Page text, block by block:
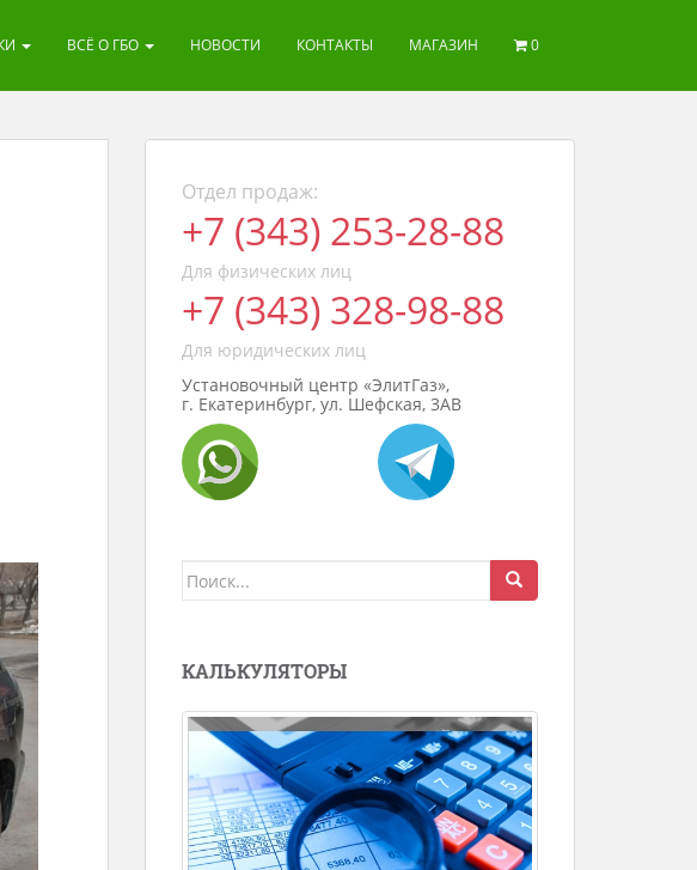
ВСЁ О ГБО НОВОСТИ КОНТАКТЫ МАГАЗИН 0
Отдел продаж:
+7 (343) 253-28-88
Для физических лиц
+7 (343) 328-98-88
Для юридических лиц
Установочный центр «ЭлитГаз»,
г. Екатеринбург, ул. Шефская, 3АВ
Поиск
КАЛЬКУЛЯТОРЫ